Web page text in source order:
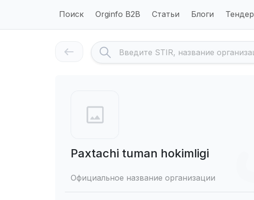
Поиск Orginfo B2B Статьи Блоги Тендер
Paxtachi tuman hokimligi
Официальное название организации